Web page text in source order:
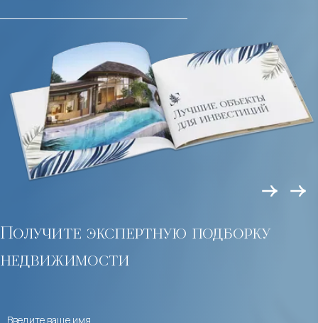
Получите экспертную подборку
недвижимости